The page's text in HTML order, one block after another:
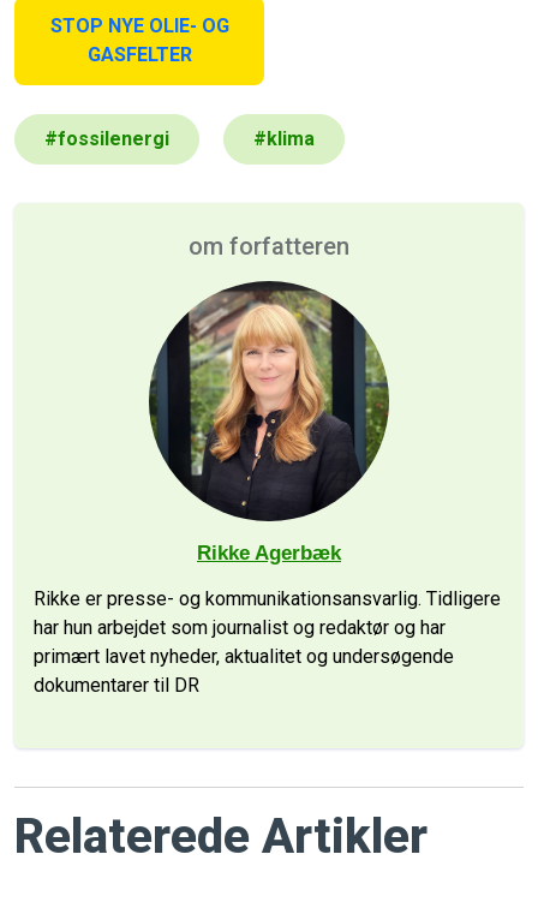
STOP NYE OLIE- OG
GASFELTER
#fossilenergi #klima
om forfatteren
Rikke Agerbæk
Rikke er presse- og kommunikationsansvarlig. Tidligere
har hun arbejdet som journalist og redaktør og har
primært lavet nyheder, aktualitet og undersøgende
dokumentarer til DR
Relaterede Artikler